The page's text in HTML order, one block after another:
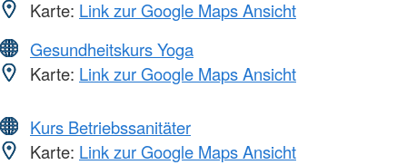
Karte: Link zur Google Maps Ansicht
Gesundheitskurs Yoga
Karte: Link zur Google Maps Ansicht
Kurs Betriebssanitäter
Karte: Link zur Google Maps Ansicht